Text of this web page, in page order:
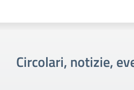
Circolari, notizie,